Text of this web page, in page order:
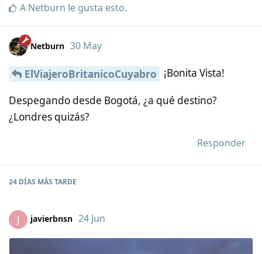
A Netburn le gusta esto.
Netburn 30 May
ElViajeroBritanicoCuyabro ¡Bonita Vista!
Despegando desde Bogotá, ¿a qué destino?
¿Londres quizás?
Responder
24 DÍAS MÁS TARDE
J javierbnsn 24 Jun